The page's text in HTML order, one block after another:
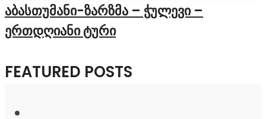
აბასთუმანი-ზარზმა – ჭულევი –
ერთდღიანი ტური
FEATURED POSTS